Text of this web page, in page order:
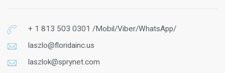
+ 1 813 503 0301 /Mobil/Viber/WhatsApp/
laszlo@floridainc.us
laszlok@sprynet.com